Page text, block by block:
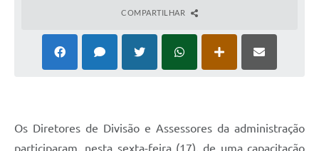
Carta de Serviços
Galeria de Vídeos
COMPARTILHAR
Os Diretores de Divisão e Assessores da administração
participaram, nesta sexta-feira (17), de uma capacitação